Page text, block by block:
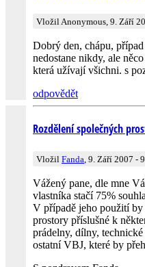
Vložil Anonymous, 9. Září
Dobrý den, chápu,
nedostane nikdy, ale
která užívají všichni. s
odpovědět
Rozdělení společných
Vložil Fanda , 9. Září 2007 -
Vážený pane, dle mne
vlastníka stačí 75%
V případě jeho použití
prostory příslušné k
prádelny, dílny,
ostatní VBJ, které by